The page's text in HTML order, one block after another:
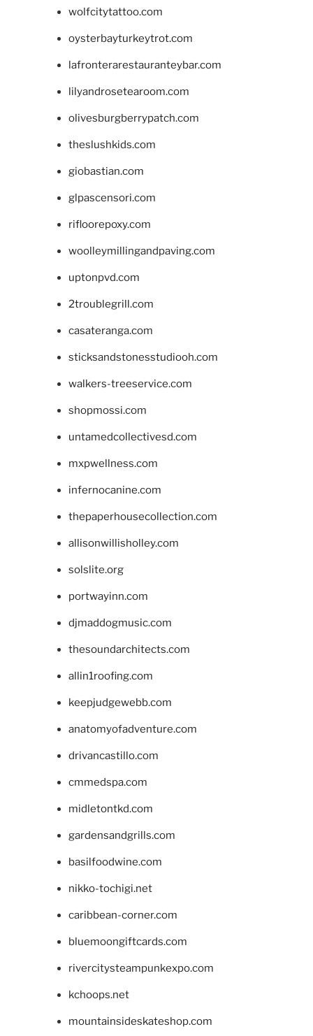
wolfcitytattoo.com
oysterbayturkeytrot.com
lafronterarestauranteybar.com
lilyandrosetearoom.com
olivesburgberrypatch.com
theslushkids.com
giobastian.com
glpascensori.com
rifloorepoxy.com
woolleymillingandpaving.com
uptonpvd.com
2troublegrill.com
casateranga.com
sticksandstonesstudiooh.com
walkers-treeservice.com
shopmossi.com
untamedcollectivesd.com
mxpwellness.com
infernocanine.com
thepaperhousecollection.com
allisonwillisholley.com
solslite.org
portwayinn.com
djmaddogmusic.com
thesoundarchitects.com
allin1roofing.com
keepjudgewebb.com
anatomyofadventure.com
drivancastillo.com
cmmedspa.com
midletontkd.com
gardensandgrills.com
basilfoodwine.com
nikko-tochigi.net
caribbean-corner.com
bluemoongiftcards.com
rivercitysteampunkexpo.com
kchoops.net
mountainsideskateshop.com